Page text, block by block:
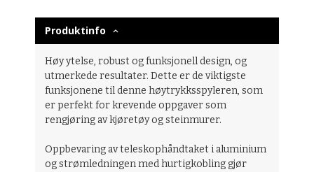
Produktinfo
Høy ytelse, robust og funksjonell design, og
utmerkede resultater. Dette er de viktigste
funksjonene til denne høytrykksspyleren, som
er perfekt for krevende oppgaver som
rengjøring av kjøretøy og steinmurer.
Oppbevaring av teleskophåndtaket i aluminium
og strømledningen med hurtigkobling gjør